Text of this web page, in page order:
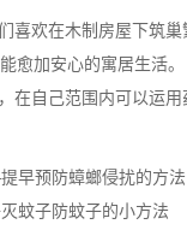
喜欢在木制房屋下筑巢
愈加安心的寓居生活。
在自己范围内可以运
早预防蟑螂侵扰的方法
蚊子防蚊子的小方法